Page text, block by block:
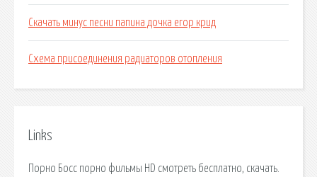
Скачать минус песни папина дочка егор крид
Схема присоединения радиаторов отопления
Links
Порно Босс порно фильмы HD смотреть бесплатно, скачать.